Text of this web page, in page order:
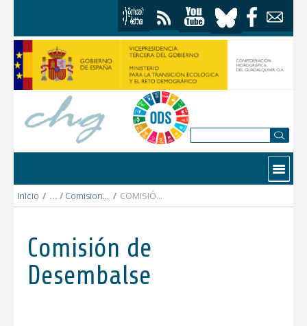
Contactar
Inicio / Comision Desembalse / COMISIÓN DESEMBALSE 2024
Comisión de
Desembalse